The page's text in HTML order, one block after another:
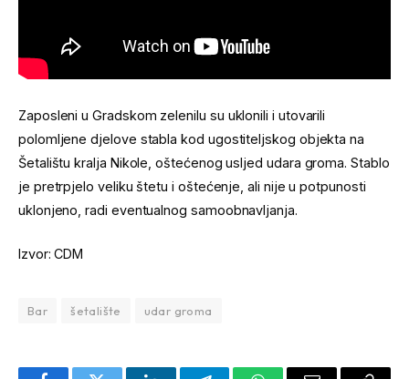
Zaposleni u Gradskom zelenilu su uklonili i utovarili
polomljene djelove stabla kod ugostiteljskog objekta na
Šetalištu kralja Nikole, oštećenog usljed udara groma. Stablo
je pretrpjelo veliku štetu i oštećenje, ali nije u potpunosti
uklonjeno, radi eventualnog samoobnavljanja.
Izvor: CDM
Bar šetalište udar groma